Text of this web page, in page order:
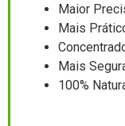
Maior
Mais
Mais
100%